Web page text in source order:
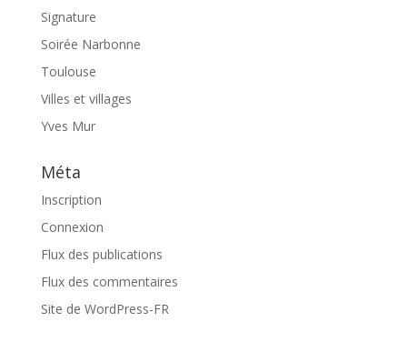
Signature
Soirée Narbonne
Toulouse
Villes et villages
Yves Mur
Méta
Inscription
Connexion
Flux des publications
Flux des commentaires
Site de WordPress-FR